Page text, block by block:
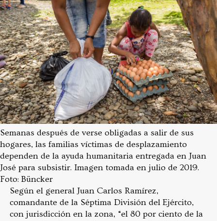
Semanas después de verse obligadas a salir de sus
hogares, las familias víctimas de desplazamiento
dependen de la ayuda humanitaria entregada en Juan
José para subsistir. Imagen tomada en julio de 2019.
Foto: Büncker
Según el general Juan Carlos Ramírez,
comandante de la Séptima División del Ejército,
con jurisdicción en la zona, “el 80 por ciento de la